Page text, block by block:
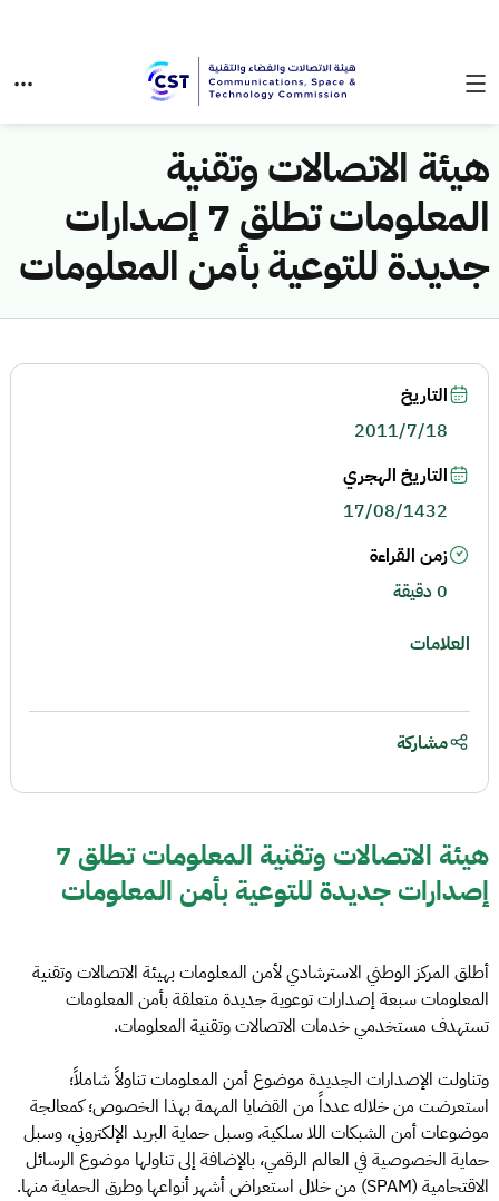
هيئة الاتصالات وتقنية
المعلومات تطلق 7 إصدارات
جديدة للتوعية بأمن المعلومات
هيئة الاتصالات وتقنية المعلومات تطلق 7
إصدارات جديدة للتوعية بأمن المعلومات
أطلق المركز الوطني الاسترشادي لأمن المعلومات بهيئة الاتصالات وتقنية
المعلومات سبعة إصدارات توعوية جديدة متعلقة بأمن المعلومات
تستهدف مستخدمي خدمات الاتصالات وتقنية المعلومات.
وتناولت الإصدارات الجديدة موضوع أمن المعلومات تناولاً شاملاً؛
استعرضت من خلاله عدداً من القضايا المهمة بهذا الخصوص؛ كمعالجة
موضوعات أمن الشبكات اللا سلكية، وسبل حماية البريد الإلكتروني، وسبل
حماية الخصوصية في العالم الرقمي، بالإضافة إلى تناولها موضوع الرسائل
الاقتحامية (SPAM) من خلال استعراض أشهر أنواعها وطرق الحماية منها.
التاريخ
2011/7/18
التاريخ الهجري
17/08/1432
زمن القراءة
0 دقيقة
العلامات
مشاركة